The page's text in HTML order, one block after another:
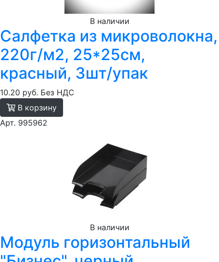
В наличии
Салфетка из микроволокна,
220г/м2, 25*25см,
красный, 3шт/упак
10.20 руб. Без НДС
В корзину
Арт. 995962
В наличии
Модуль горизонтальный